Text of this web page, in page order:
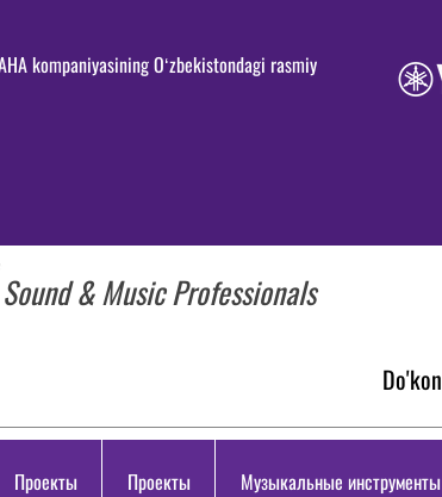
kompaniyasining Oʻzbekistondagi rasmiy
Sound & Music Professionals
Do'kon
Проекты Проекты Музыкальные инструменты